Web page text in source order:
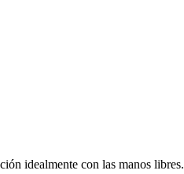
idealmente con las manos libres.